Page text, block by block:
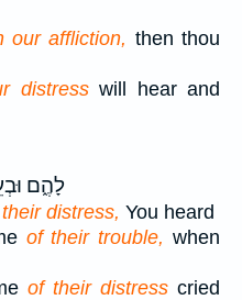
our affliction, then thou
distresswill hear and
לָהֶ֑ם
distress, You heard
of their trouble, when
of their distress cried